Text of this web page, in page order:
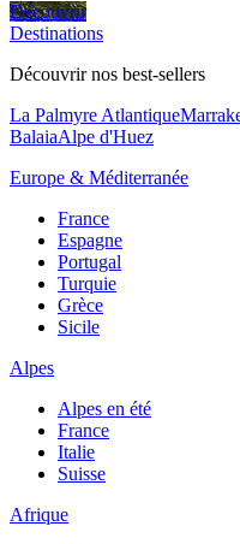
Découvrir
Destinations
Découvrir nos best-sellers
La Palmyre Atlantique
BalaiaAlpe d'Huez
Europe & Méditerranée
France
Espagne
Portugal
Turquie
Grèce
Sicile
Alpes
Alpes en été
France
Italie
Suisse
Afrique